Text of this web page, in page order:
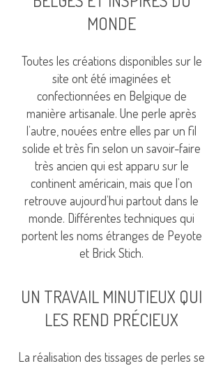
MONDE
Toutes les créations disponibles sur le
site ont été imaginées et
confectionnées en Belgique de
manière artisanale. Une perle après
l’autre, nouées entre elles par un fil
solide et très fin selon un savoir-faire
très ancien qui est apparu sur le
continent américain, mais que l’on
retrouve aujourd’hui partout dans le
monde. Différentes techniques qui
portent les noms étranges de Peyote
et Brick Stich.
UN TRAVAIL MINUTIEUX QUI
LES REND PRÉCIEUX
La réalisation des tissages de perles se